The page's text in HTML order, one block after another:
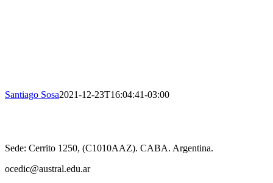
Santiago Sosa2021-12-23T16:04:41-03:00
​Sede: Cerrito 1250, (C1010AAZ). CABA. Argentina.
ocedic@austral.edu.ar